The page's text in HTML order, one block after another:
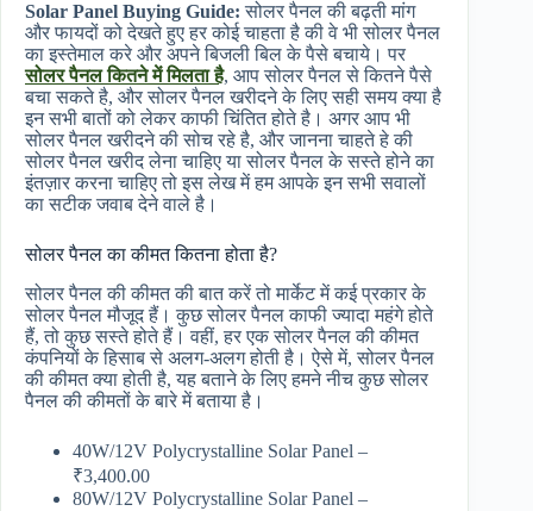
Solar Panel Buying Guide: सोलर पैनल की बढ़ती मांग
और फायदों को देखते हुए हर कोई चाहता है की वे भी सोलर पैनल
का इस्तेमाल करे और अपने बिजली बिल के पैसे बचाये। पर
सोलर पैनल कितने में मिलता है, आप सोलर पैनल से कितने पैसे
बचा सकते है, और सोलर पैनल खरीदने के लिए सही समय क्या है
इन सभी बातों को लेकर काफी चिंतित होते है। अगर आप भी
सोलर पैनल खरीदने की सोच रहे है, और जानना चाहते हे की
सोलर पैनल खरीद लेना चाहिए या सोलर पैनल के सस्ते होने का
इंतज़ार करना चाहिए तो इस लेख में हम आपके इन सभी सवालों
का सटीक जवाब देने वाले है।
सोलर पैनल का कीमत कितना होता है?
सोलर पैनल की कीमत की बात करें तो मार्केट में कई प्रकार के
सोलर पैनल मौजूद हैं। कुछ सोलर पैनल काफी ज्यादा महंगे होते
हैं, तो कुछ सस्ते होते हैं। वहीं, हर एक सोलर पैनल की कीमत
कंपनियों के हिसाब से अलग-अलग होती है। ऐसे में, सोलर पैनल
की कीमत क्या होती है, यह बताने के लिए हमने नीच कुछ सोलर
पैनल की कीमतों के बारे में बताया है।
40W/12V Polycrystalline Solar Panel –
₹3,400.00
80W/12V Polycrystalline Solar Panel –